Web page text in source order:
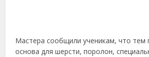
Мастера сообщили ученикам, что тем
основа для шерсти, поролон,